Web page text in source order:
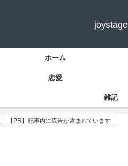
joystage
ホーム
恋愛
雑記
【PR】記事内に広告が含まれています